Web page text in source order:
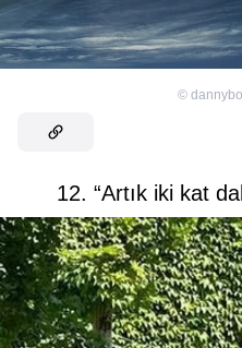
©
12. “Artık iki kat